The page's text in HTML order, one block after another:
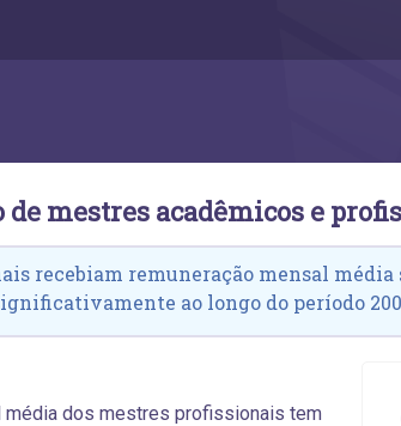
- 6.9 Remuneração de
de mestres acadêmicos e
recebiam remuneração mensal média
ao longo do período
média dos mestres profissionais tem